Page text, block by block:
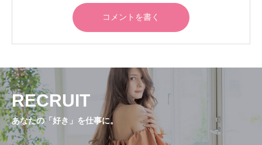
RECRUIT
あなたの「好き」を仕事に。